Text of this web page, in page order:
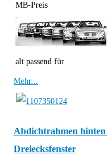
MB-Preis
alt passend für
Mehr...
Abdichtrahmen
Dreiecksfenster